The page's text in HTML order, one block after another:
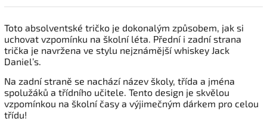
Toto absolventské tričko je dokonalým způsobem, jak si
uchovat vzpomínku na školní léta. Přední i zadní strana
trička je navržena ve stylu nejznámější whiskey Jack
Daniel’s.
Na zadní straně se nachází název školy, třída a jména
spolužáků a třídního učitele. Tento design je skvělou
vzpomínkou na školní časy a výjimečným dárkem pro celou
třídu!